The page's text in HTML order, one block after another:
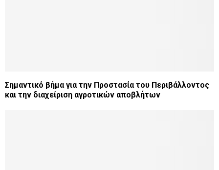
Σημαντικό βήμα για την Προστασία του Περιβάλλοντος
και την διαχείριση αγροτικών αποβλήτων